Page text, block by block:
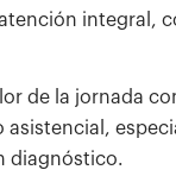
integral,
de la jornada
diagnóstico.